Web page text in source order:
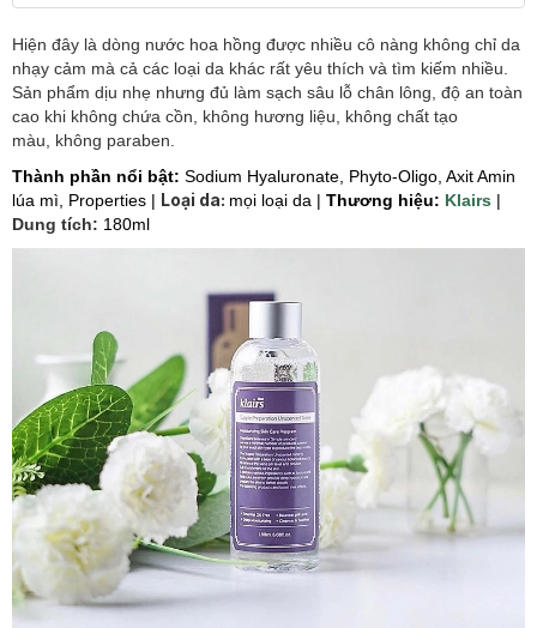
Hiện đây là dòng nước hoa hồng được nhiều cô nàng không chỉ da
nhạy cảm mà cả các loại da khác rất yêu thích và tìm kiếm nhiều.
Sản phẩm dịu nhẹ nhưng đủ làm sạch sâu lỗ chân lông, độ an toàn
cao khi không chứa cồn, không hương liệu, không chất tạo
màu, không paraben.
Thành phần nổi bật: Sodium Hyaluronate, Phyto-Oligo, Axit Amin
lúa mì, Properties | Loại da: mọi loại da | Thương hiệu: Klairs |
Dung tích: 180ml